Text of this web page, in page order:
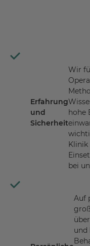
Erfahrung
und
Sicherheit
Wir
hohe
bei
Auf
und